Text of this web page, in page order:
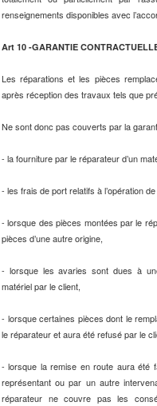
renseignements disponibles avec
Art 10 -GARANTIE
Les réparations et les pièces
après réception des travaux tels que
Ne sont donc pas couverts par la
- la fourniture par le réparateur d’un
- les frais de port relatifs à l’opération
- lorsque des pièces montées par le
pièces d’une autre origine,
- lorsque les avaries sont dues à
matériel par le client,
- lorsque certaines pièces dont le
le réparateur et aura été refusé par le
- lorsque la remise en route aura été
représentant ou par un autre
réparateur ne couvre pas les